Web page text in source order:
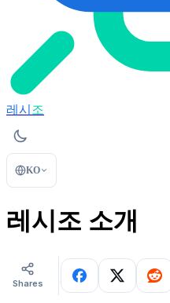
레시 조
KO
레시조 소개
Shares